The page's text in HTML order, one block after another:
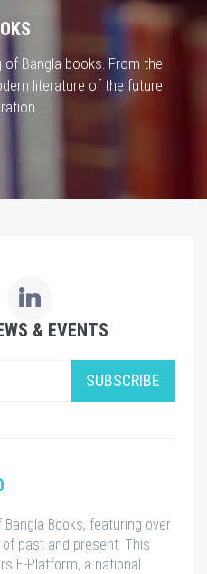
Bangla books. From the
literature of the future
& EVENTS
SUBSCRIBE
Books, featuring over
past and present. This
E-Platform, a national